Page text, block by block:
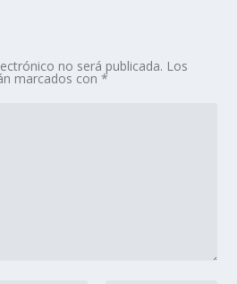
no será publicada. Los
marcados con*